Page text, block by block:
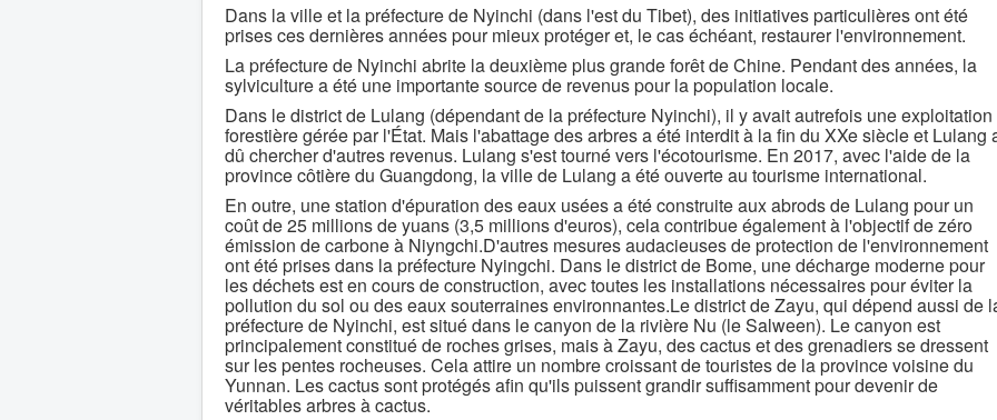
Dans la ville et la préfecture de Nyinchi (dans l'est du Tibet), des initiatives particulières ont été
prises ces dernières années pour mieux protéger et, le cas échéant, restaurer l'environnement.
La préfecture de Nyinchi abrite la deuxième plus grande forêt de Chine. Pendant des années, la
sylviculture a été une importante source de revenus pour la population locale.
Dans le district de Lulang (dépendant de la préfecture Nyinchi), il y avait autrefois une exploitation
forestière gérée par l'État. Mais l'abattage des arbres a été interdit à la fin du XXe siècle et Lulang
dû chercher d'autres revenus. Lulang s'est tourné vers l'écotourisme. En 2017, avec l'aide de la
province côtière du Guangdong, la ville de Lulang a été ouverte au tourisme international.
En outre, une station d'épuration des eaux usées a été construite aux abrods de Lulang pour un
coût de 25 millions de yuans (3,5 millions d'euros), cela contribue également à l'objectif de zéro
émission de carbone à Niyngchi.D'autres mesures audacieuses de protection de l'environnement
ont été prises dans la préfecture Nyingchi. Dans le district de Bome, une décharge moderne pour
les déchets est en cours de construction, avec toutes les installations nécessaires pour éviter la
pollution du sol ou des eaux souterraines environnantes.Le district de Zayu, qui dépend aussi de
préfecture de Nyinchi, est situé dans le canyon de la rivière Nu (le Salween). Le canyon est
principalement constitué de roches grises, mais à Zayu, des cactus et des grenadiers se dressent
sur les pentes rocheuses. Cela attire un nombre croissant de touristes de la province voisine du
Yunnan. Les cactus sont protégés afin qu'ils puissent grandir suffisamment pour devenir de
véritables arbres à cactus.